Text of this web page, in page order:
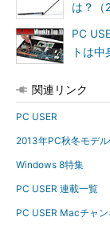
は？（
PC
トは
関連リンク
PC USER
2013年PC秋冬モデ
Windows 8特集
PC USER 連載一覧
PC USER Macチャ